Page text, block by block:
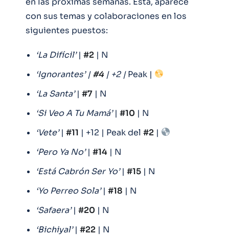
con sus temas y colaboraciones en los
siguientes puestos:
‘La Difícil’| #2 | N
‘Ignorantes’ |#4 | +2 |Peak |
‘La Santa’| #7 | N
‘Si Veo A Tu Mamá’| #10 | N
‘Vete’| #11 | +12 | Peak del #2 |
‘Pero Ya No’| #14 | N
‘Está Cabrón Ser Yo’| #15 | N
‘Yo Perreo Sola’| #18 | N
‘Safaera’| #20 | N
‘Bichiyal’| #22 | N